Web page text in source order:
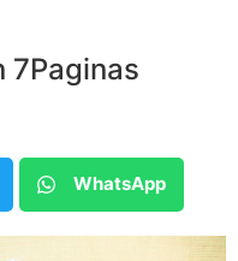
7Paginas
WhatsApp